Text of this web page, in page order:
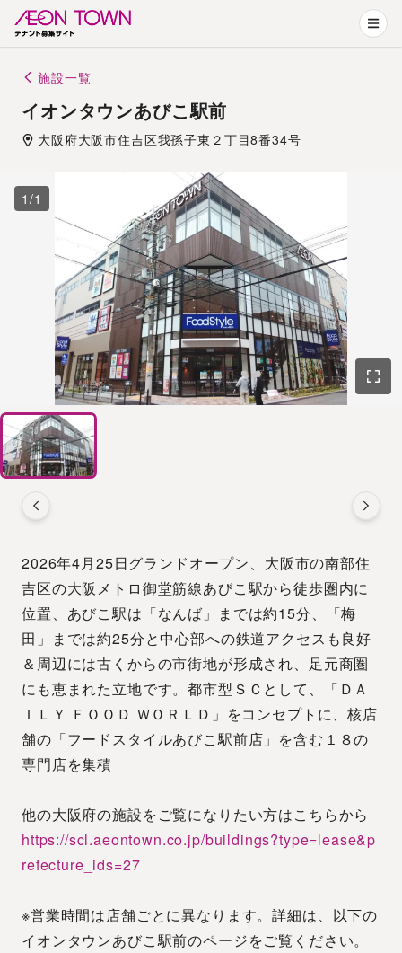
施設一覧
イオンタウンあびこ駅前
大阪府大阪市住吉区我孫子東２丁目8番34号
1 /1
2026年4月25日グランドオープン、大阪市の南部住
吉区の大阪メトロ御堂筋線あびこ駅から徒歩圏内に
位置、あびこ駅は「なんば」までは約15分、「梅
田」までは約25分と中心部への鉄道アクセスも良好
＆周辺には古くからの市街地が形成され、足元商圏
にも恵まれた立地です。都市型ＳＣとして、「ＤＡ
ＩＬＹ ＦＯＯＤ ＷＯＲＬＤ」をコンセプトに、核店
舗の「フードスタイルあびこ駅前店」を含む１８の
専門店を集積
他の大阪府の施設をご覧になりたい方はこちらから
https://scl.aeontown.co.jp/buildings?type=lease&p
refecture_ids=27
※営業時間は店舗ごとに異なります。詳細は、以下の
イオンタウンあびこ駅前のページをご覧ください。